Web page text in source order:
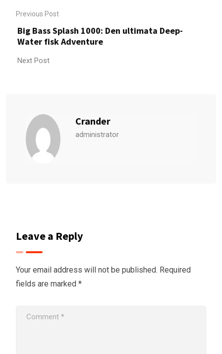
Previous Post
Big Bass Splash 1000: Den ultimata Deep-
Water fisk Adventure
Next Post
Crander
administrator
Leave a Reply
Your email address will not be published. Required
fields are marked *